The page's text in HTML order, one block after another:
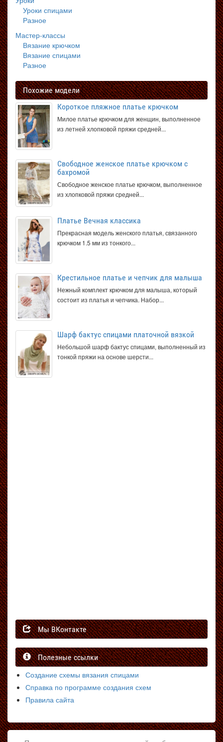
Уроки спицами
Разное
Мастер-классы
Вязание крючком
Вязание спицами
Разное
Похожие модели
Короткое пляжное платье крючком
Милое платье крючком для женщин, выполненное
из летней хлопковой пряжи средней...
Свободное женское платье крючком с
бахромой
Свободное женское платье крючком, выполненное
из хлопковой пряжи средней...
Платье Вечная классика
Прекрасная модель женского платья, связанного
крючком 1.5 мм из тонкого...
Крестильное платье и чепчик для малыша
Нежный комплект крючком для малыша, который
состоит из платья и чепчика. Набор...
Шарф бактус спицами платочной вязкой
Небольшой шарф бактус спицами, выполненный из
тонкой пряжи на основе шерсти...
Мы ВКонтакте
Полезные ссылки
Создание схемы вязания спицами
Справка по программе создания схем
Правила сайта